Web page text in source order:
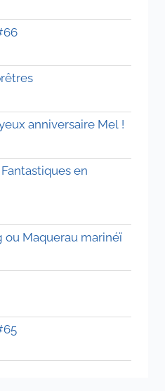
anniversaire Mel !
en
ou Maquerau marinéï